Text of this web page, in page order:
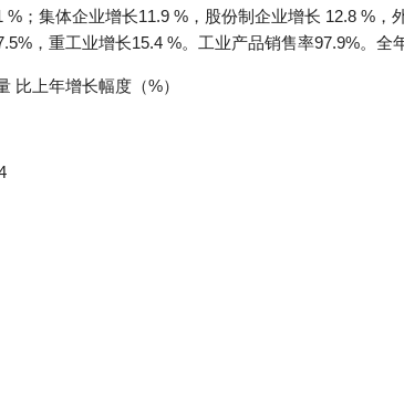
；集体企业增长11.9 %，股份制企业增长 12.8 %
，重工业增长15.4 %。工业产品销售率97.9%。全
上年增长幅度（%）